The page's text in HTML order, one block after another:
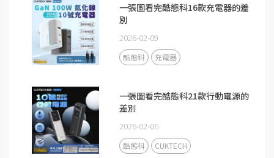
一張圖看完酷態科16款充電器的差
別
2026-02-09
酷態科 充電器
一張圖看完酷態科21款行動電源的
差別
2026-02-06
酷態科 CUKTECH